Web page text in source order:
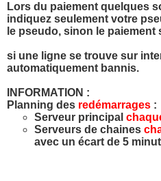
Lors du paiement quelques
indiquez seulement votre
le pseudo, sinon le paiement
si une ligne se trouve sur
automatiquement bannis.
INFORMATION :
Planning des redémarrages :
Serveur principal
Serveurs de chaines
avec un écart de 5